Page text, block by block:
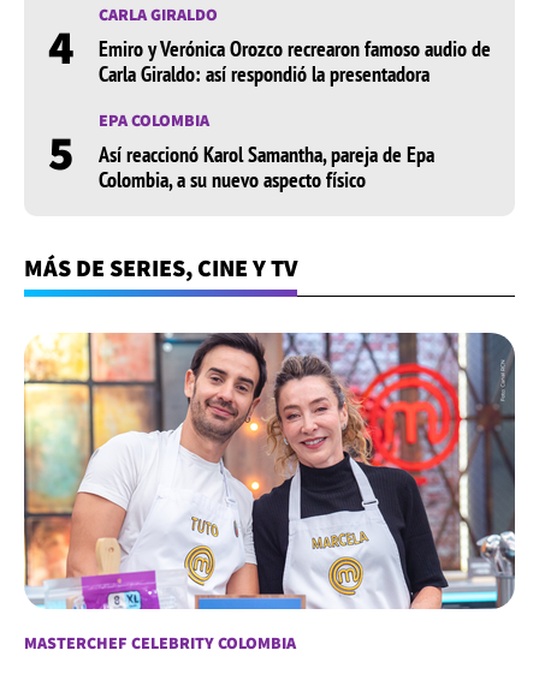
4 CARLA GIRALDO
Emiro y Verónica Orozco recrearon famoso audio de
Carla Giraldo: así respondió la presentadora
5 EPA COLOMBIA
Así reaccionó Karol Samantha, pareja de Epa
Colombia, a su nuevo aspecto físico
MÁS DE SERIES, CINE Y TV
MASTERCHEF CELEBRITY COLOMBIA